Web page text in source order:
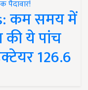
कम समय में
की ये पांच
126.6